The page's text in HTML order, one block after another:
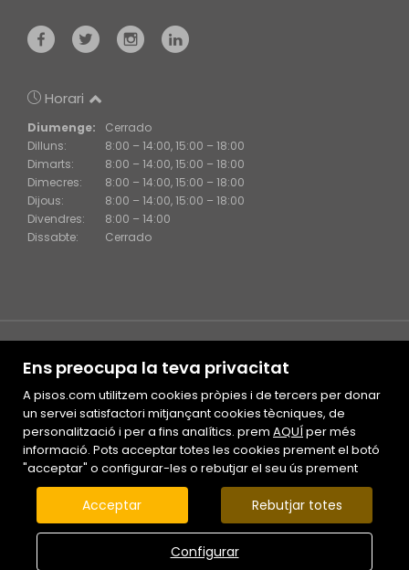
Ens preocupa la teva privacitat
A pisos.com utilitzem cookies pròpies i de tercers per donar
un servei satisfactori mitjançant cookies tècniques, de
personalització i per a fins analítics. prem AQUÍper més
informació. Pots acceptar totes les cookies prement el botó
"acceptar" o configurar-les o rebutjar el seu ús prement
Acceptar Rebutjar totes
Configurar
Horari
Diumenge:
Cerrado
Dilluns:
8:00 – 14:00, 15:00 – 18:00
Dimarts:
8:00 – 14:00, 15:00 – 18:00
Dimecres:
8:00 – 14:00, 15:00 – 18:00
Dijous:
8:00 – 14:00, 15:00 – 18:00
Divendres:
8:00 – 14:00
Dissabte:
Cerrado
Mapa Web
Avís legal
Preferits
Immobles destacats
Notícies
Política de cookies